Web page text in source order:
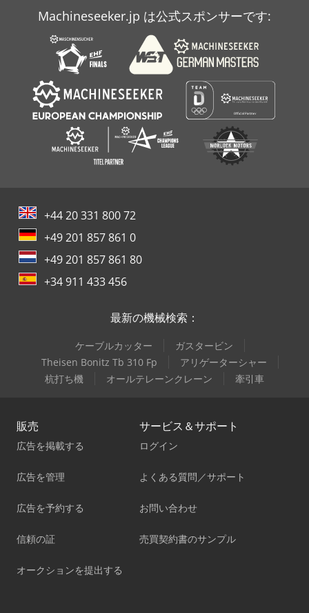
Machineseeker.jp は公式スポンサーです:
+44 20 331 800 72
+49 201 857 861 0
+49 201 857 861 80
+34 911 433 456
最新の機械検索：
ケーブルカッター
ガスタービン
Theisen Bonitz Tb 310 Fp
アリゲーターシャー
杭打ち機
オールテレーンクレーン 牽引車
販売
広告を掲載する
広告を管理
広告を予約する
信頼の証
オークションを提出する
サービス＆サポート
ログイン
よくある質問／サポート
お問い合わせ
売買契約書のサンプル